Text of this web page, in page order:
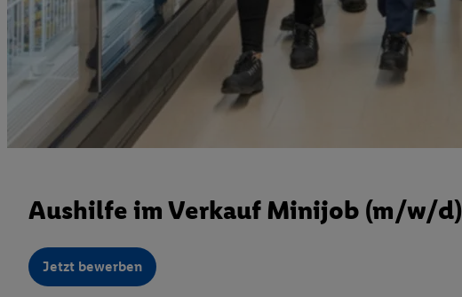
Aushilfe im Verkauf Minijob (m/w/d)
Jetzt bewerben